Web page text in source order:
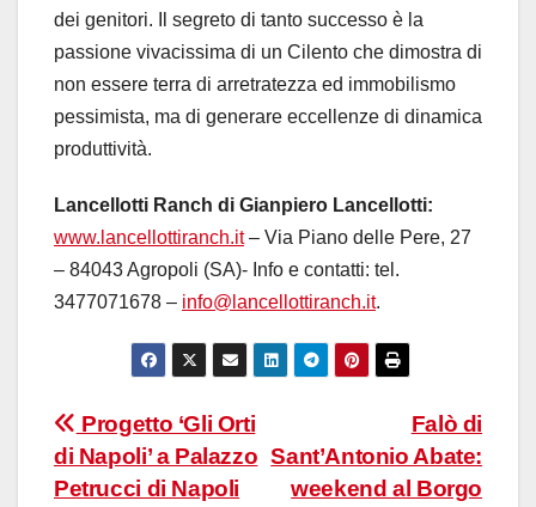
dei genitori. Il segreto di tanto successo è la
passione vivacissima di un Cilento che dimostra di
non essere terra di arretratezza ed immobilismo
pessimista, ma di generare eccellenze di dinamica
produttività.
Lancellotti Ranch di Gianpiero Lancellotti:
www.lancellottiranch.it– Via Piano delle Pere, 27
– 84043 Agropoli (SA)- Info e contatti: tel.
3477071678 – info@lancellottiranch.it.
Navigazione
articoli
Falò di
Sant’Antonio Abate:
weekend al Borgo
Progetto ‘Gli Orti
di Napoli’ a Palazzo
Petrucci di Napoli